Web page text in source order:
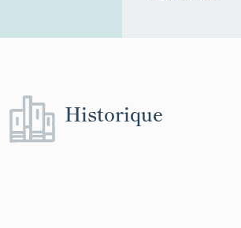
vitrées, et
Historique